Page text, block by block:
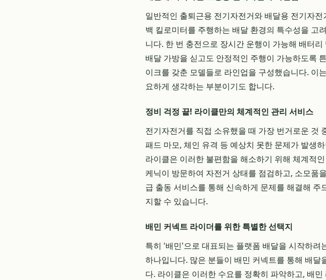
일반적인 출퇴근용 전기자전거와 배달용 전기자
백 킬로미터를 주행하는 배달 환경의 특수성을 고
니다. 한 번 충전으로 장시간 운행이 가능해 배터
배달 가방을 싣고도 안정적인 주행이 가능하도록
이크를 갖춘 모델들로 라인업을 구성했습니다. 이
요하게 생각하는 부분이기도 합니다.
정비 걱정 끝! 라이클만의 체계적인 관리 서비스
전기자전거를 직접 소유했을 때 가장 번거로운 것
패드 마모, 체인 유격 등 예상치 못한 문제가 발생
라이클은 이러한 불편함을 해소하기 위해 체계적
케닉이 방문하여 자전거 상태를 점검하고, 소모품
급 출동 서비스를 통해 신속하게 문제를 해결해
지할 수 있습니다.
배민 커넥트 라이더를 위한 특별한 선택지
특히 '배민'으로 대표되는 플랫폼 배달을 시작하려
하나입니다. 많은 분들이 배민 커넥트를 통해 배
다. 라이클은 이러한 수요를 정확히 파악하고, 배